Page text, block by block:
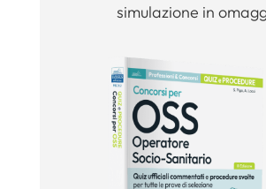
simulazione in